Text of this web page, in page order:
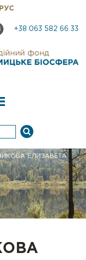
РУС
+38 063 582 66 33
ЕЛИЗАВЕТА